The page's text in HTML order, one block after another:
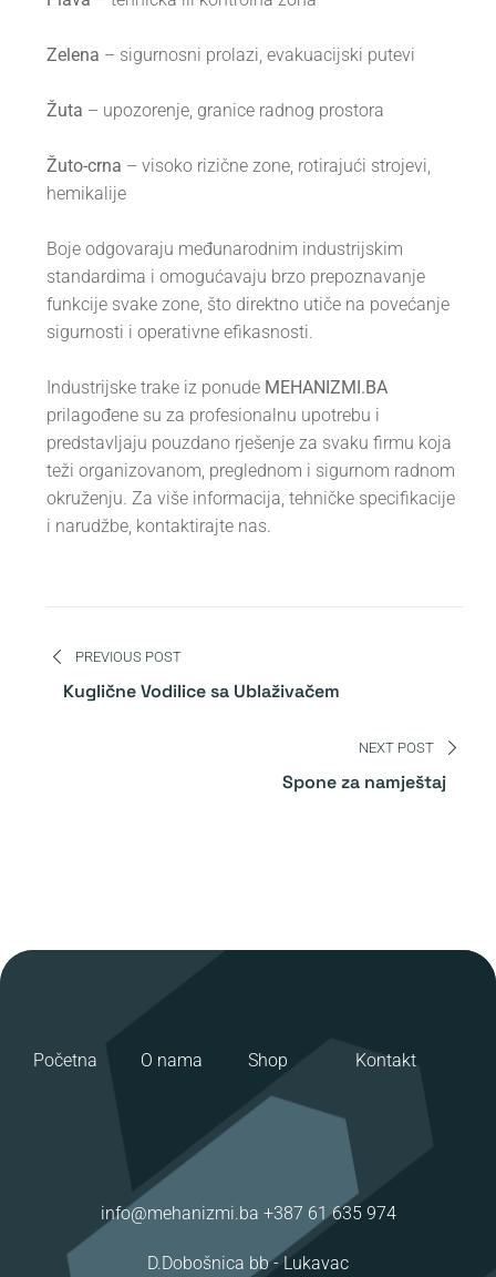
Zelena – sigurnosni prolazi, evakuacijski putevi
Žuta – upozorenje, granice radnog prostora
Žuto-crna – visoko rizične zone, rotirajući strojevi,
hemikalije
Boje odgovaraju međunarodnim industrijskim
standardima i omogućavaju brzo prepoznavanje
funkcije svake zone, što direktno utiče na povećanje
sigurnosti i operativne efikasnosti.
Industrijske trake iz ponude MEHANIZMI.BA
prilagođene su za profesionalnu upotrebu i
predstavljaju pouzdano rješenje za svaku firmu koja
teži organizovanom, preglednom i sigurnom radnom
okruženju. Za više informacija, tehničke specifikacije
i narudžbe, kontaktirajte nas.
članaka
PREVIOUS POST
Kuglične Vodilice sa Ublaživačem
NEXT POST
Spone za namještaj
Početna O nama Shop Kontakt
info@mehanizmi.ba +387 61 635 974
D.Dobošnica bb - Lukavac